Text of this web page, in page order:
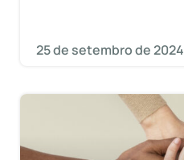
25 de setembro de 2024